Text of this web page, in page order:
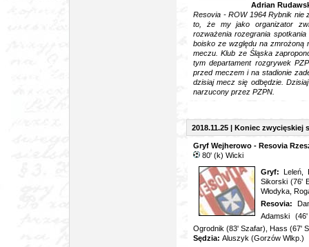
Adrian
Resovia - ROW 1964 Rybnik nie
to, że my jako organizator
rozważenia rozegrania
boisko ze względu na zmrożoną
meczu. Klub ze Śląska
tym departament rozgrywek
przed meczem i na stadionie
dzisiaj mecz się odbędzie.
narzucony przez PZPN.
2018.11.25 | Koniec zwycięskiej
Gryf Wejherowo - Resovia
80' (k) Wicki
Gryf: Leleń,
Sikorski (76'
Włodyka,
Resovia:
Adamski
Ogrodnik (83' Szafar), Hass (67'
Sędzia: Aluszyk (Gorzów Wlkp.)